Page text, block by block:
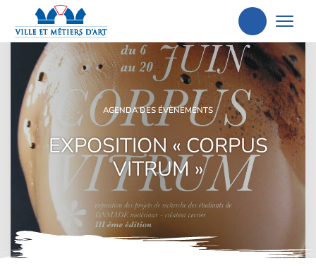
Aller
à
la
recherche
AGENDA DES ÉVÈNEMENTS
EXPOSITION « CORPUS
VITRUM »